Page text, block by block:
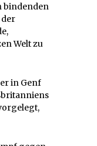
bindenden
der
Welt zu
in Genf